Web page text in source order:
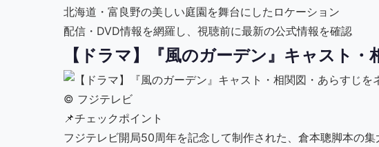
北海道・富良野の美しい庭園を舞台にしたロケーション
配信・DVD情報を網羅し、視聴前に最新の公式情報を確認
【ドラマ】『風のガーデン』キャスト
©︎ フジテレビ
📌チェックポイント
フジテレビ開局50周年を記念して制作された、倉本聰脚本の集